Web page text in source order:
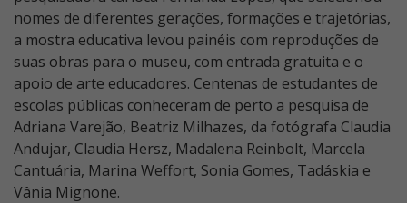
nomes de diferentes gerações, formações e trajetórias,
a mostra educativa levou painéis com reproduções de
suas obras para o museu, com entrada gratuita e o
apoio de arte educadores. Centenas de estudantes de
escolas públicas conheceram de perto a pesquisa de
Adriana Varejão, Beatriz Milhazes, da fotógrafa Claudia
Andujar, Claudia Hersz, Madalena Reinbolt, Marcela
Cantuária, Marina Weffort, Sonia Gomes, Tadáskia e
Vânia Mignone.